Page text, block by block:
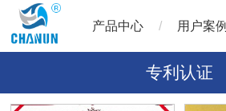
产品中心 / 用户案例
专利认证